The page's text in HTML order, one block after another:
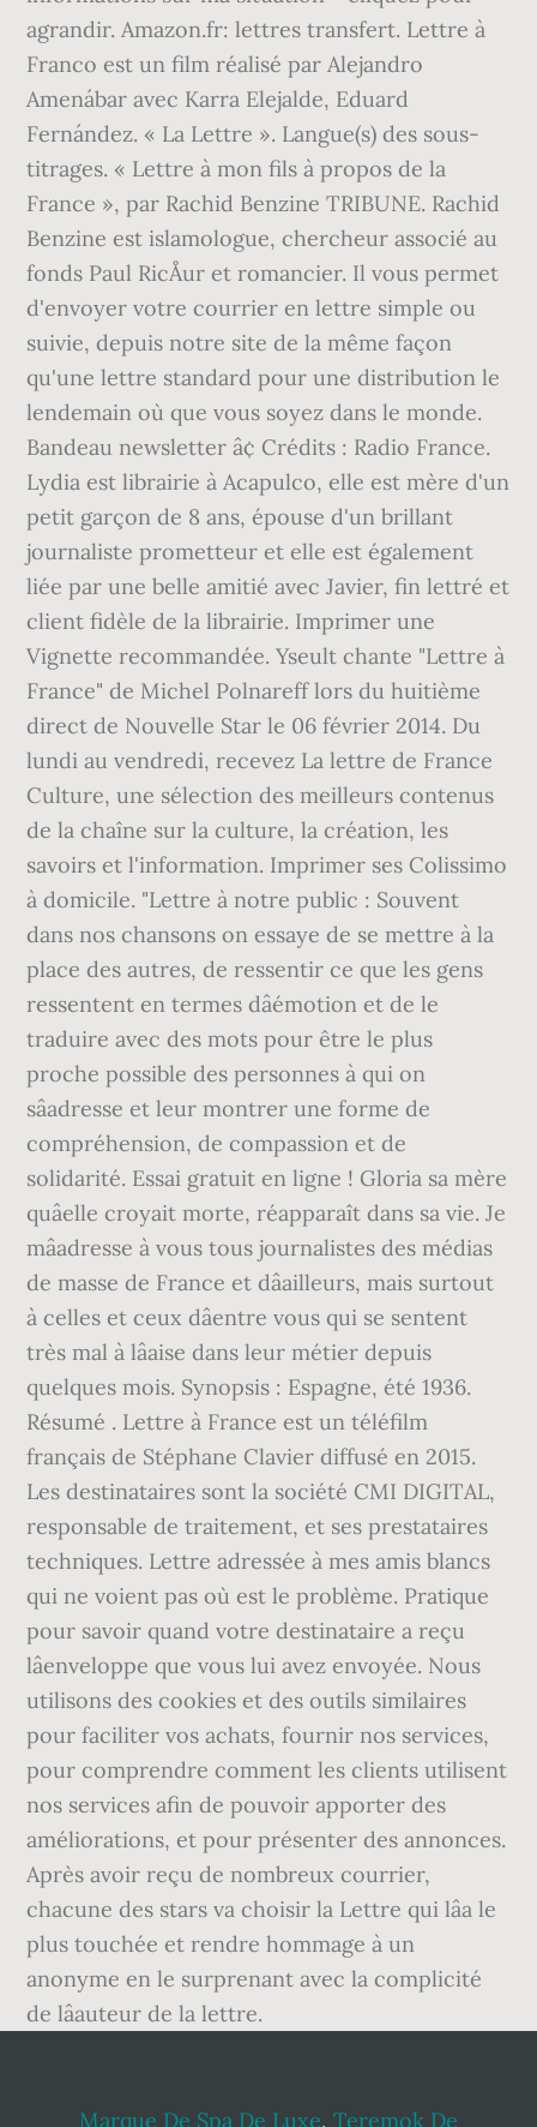
agrandir. Amazon.fr: lettres transfert. Lettre à
Franco est un film réalisé par Alejandro
Amenábar avec Karra Elejalde, Eduard
Fernández. « La Lettre ». Langue(s) des sous-
titrages. « Lettre à mon fils à propos de la
France », par Rachid Benzine TRIBUNE. Rachid
Benzine est islamologue, chercheur associé au
fonds Paul RicÅur et romancier. Il vous permet
d'envoyer votre courrier en lettre simple ou
suivie, depuis notre site de la même façon
qu'une lettre standard pour une distribution le
lendemain où que vous soyez dans le monde.
Bandeau newsletter â¢ Crédits : Radio France.
Lydia est librairie à Acapulco, elle est mère d'un
petit garçon de 8 ans, épouse d'un brillant
journaliste prometteur et elle est également
liée par une belle amitié avec Javier, fin lettré et
client fidèle de la librairie. Imprimer une
Vignette recommandée. Yseult chante "Lettre à
France" de Michel Polnareff lors du huitième
direct de Nouvelle Star le 06 février 2014. Du
lundi au vendredi, recevez La lettre de France
Culture, une sélection des meilleurs contenus
de la chaîne sur la culture, la création, les
savoirs et l'information. Imprimer ses Colissimo
à domicile. "Lettre à notre public : Souvent
dans nos chansons on essaye de se mettre à la
place des autres, de ressentir ce que les gens
ressentent en termes dâémotion et de le
traduire avec des mots pour être le plus
proche possible des personnes à qui on
sâadresse et leur montrer une forme de
compréhension, de compassion et de
solidarité. Essai gratuit en ligne ! Gloria sa mère
quâelle croyait morte, réapparaît dans sa vie. Je
mâadresse à vous tous journalistes des médias
de masse de France et dâailleurs, mais surtout
à celles et ceux dâentre vous qui se sentent
très mal à lâaise dans leur métier depuis
quelques mois. Synopsis : Espagne, été 1936.
Résumé . Lettre à France est un téléfilm
français de Stéphane Clavier diffusé en 2015.
Les destinataires sont la société CMI DIGITAL,
responsable de traitement, et ses prestataires
techniques. Lettre adressée à mes amis blancs
qui ne voient pas où est le problème. Pratique
pour savoir quand votre destinataire a reçu
lâenveloppe que vous lui avez envoyée. Nous
utilisons des cookies et des outils similaires
pour faciliter vos achats, fournir nos services,
pour comprendre comment les clients utilisent
nos services afin de pouvoir apporter des
améliorations, et pour présenter des annonces.
Après avoir reçu de nombreux courrier,
chacune des stars va choisir la Lettre qui lâa le
plus touchée et rendre hommage à un
anonyme en le surprenant avec la complicité
de lâauteur de la lettre.
Marque De Spa De Luxe, Teremok De